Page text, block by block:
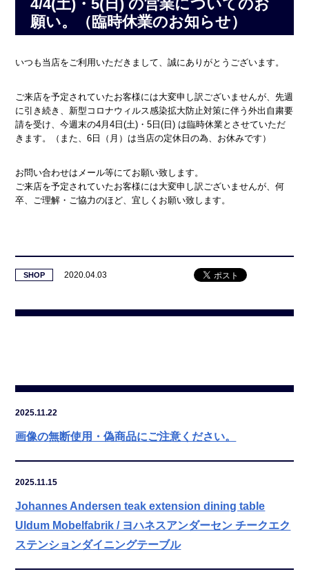
4/4(土)・5(日) の営業についてのお
願い。（臨時休業のお知らせ）
いつも当店をご利用いただきまして、誠にありがとうございます。
ご来店を予定されていたお客様には大変申し訳ございませんが、先週
に引き続き、新型コロナウィルス感染拡大防止対策に伴う外出自粛要
請を受け、今週末の4月4日(土)・5日(日) は臨時休業とさせていただ
きます。（また、6日（月）は当店の定休日の為、お休みです）
お問い合わせはメール等にてお願い致します。
ご来店を予定されていたお客様には大変申し訳ございませんが、何
卒、ご理解・ご協力のほど、宜しくお願い致します。
SHOP 2020.04.03
2025.11.22
画像の無断使用・偽商品にご注意ください。
2025.11.15
Johannes Andersen teak extension dining table
Uldum Mobelfabrik / ヨハネスアンダーセン チークエク
ステンションダイニングテーブル